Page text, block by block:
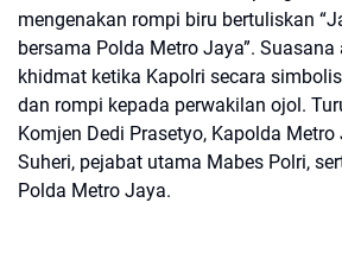
mengenakan rompi biru bertuliskan
bersama Polda Metro Jaya”. Suasana
khidmat ketika Kapolri secara
dan rompi kepada perwakilan ojol.
Komjen Dedi Prasetyo, Kapolda Metro
Suheri, pejabat utama Mabes Polri,
Polda Metro Jaya.